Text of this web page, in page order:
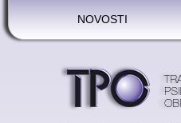
NOVOSTI